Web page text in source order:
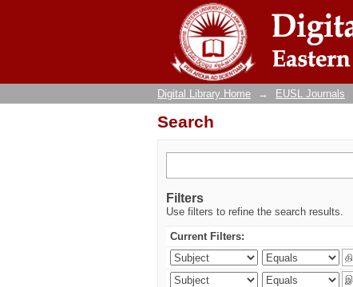
Search
Digital Library Home → EUSL Journals
Search
Filters
Use filters to refine the search results.
Current Filters: